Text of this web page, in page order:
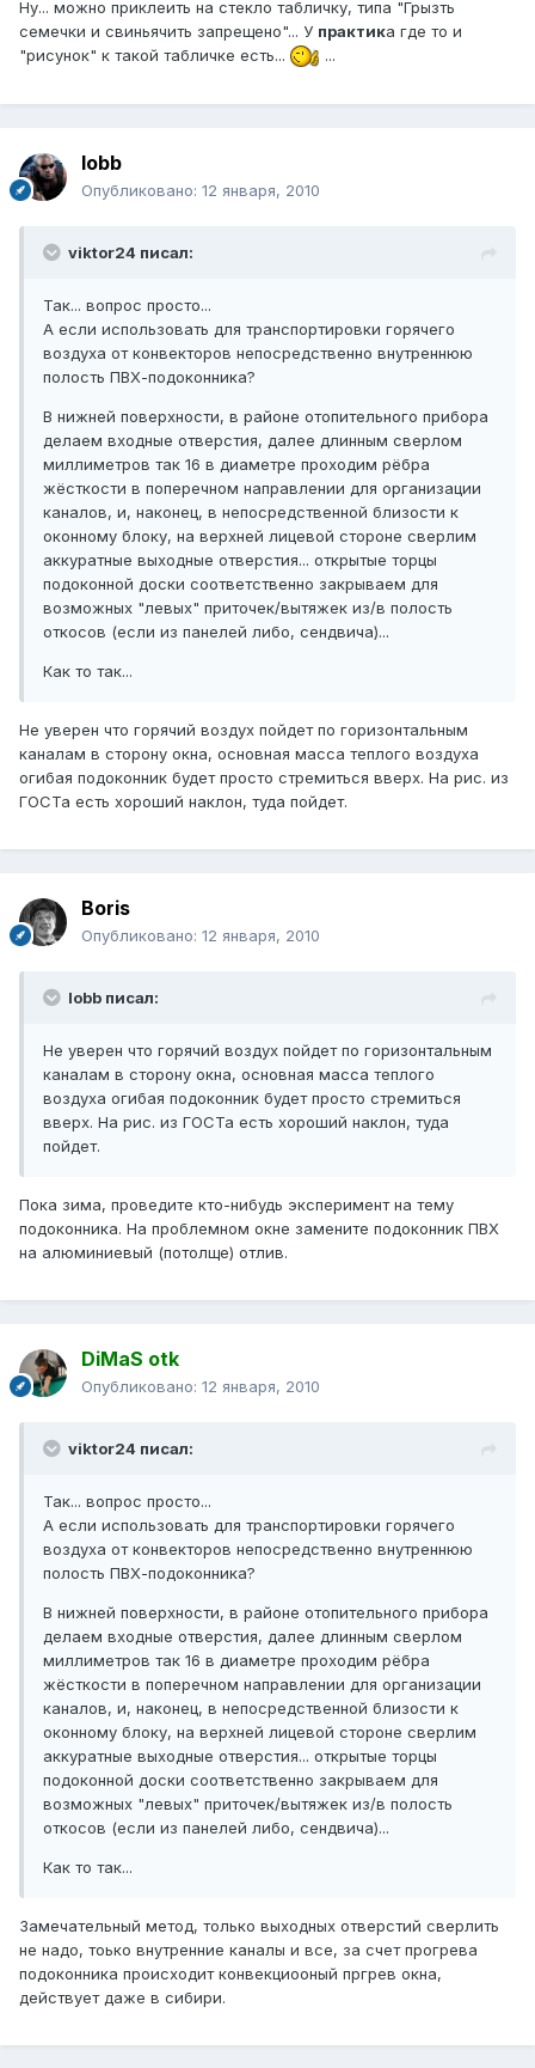
Ну... можно приклеить на стекло табличку, типа "Грызть
семечки и свиньячить запрещено"... У практика где то и
"рисунок" к такой табличке есть...
...
lobb
Опубликовано: 12 января, 2010
viktor24 писал:
Так... вопрос просто...
А если использовать для транспортировки горячего
воздуха от конвекторов непосредственно внутреннюю
полость ПВХ-подоконника?
В нижней поверхности, в районе отопительного прибора
делаем входные отверстия, далее длинным сверлом
миллиметров так 16 в диаметре проходим рёбра
жёсткости в поперечном направлении для организации
каналов, и, наконец, в непосредственной близости к
оконному блоку, на верхней лицевой стороне сверлим
аккуратные выходные отверстия... открытые торцы
подоконной доски соответственно закрываем для
возможных "левых" приточек/вытяжек из/в полость
откосов (если из панелей либо, сендвича)...
Как то так...
Не уверен что горячий воздух пойдет по горизонтальным
каналам в сторону окна, основная масса теплого воздуха
огибая подоконник будет просто стремиться вверх. На рис. из
ГОСТа есть хороший наклон, туда пойдет.
Boris
Опубликовано: 12 января, 2010
lobb писал:
Не уверен что горячий воздух пойдет по горизонтальным
каналам в сторону окна, основная масса теплого
воздуха огибая подоконник будет просто стремиться
вверх. На рис. из ГОСТа есть хороший наклон, туда
пойдет.
Пока зима, проведите кто-нибудь эксперимент на тему
подоконника. На проблемном окне замените подоконник ПВХ
на алюминиевый (потолще) отлив.
DiMaS otk
Опубликовано: 12 января, 2010
viktor24 писал:
Так... вопрос просто...
А если использовать для транспортировки горячего
воздуха от конвекторов непосредственно внутреннюю
полость ПВХ-подоконника?
В нижней поверхности, в районе отопительного прибора
делаем входные отверстия, далее длинным сверлом
миллиметров так 16 в диаметре проходим рёбра
жёсткости в поперечном направлении для организации
каналов, и, наконец, в непосредственной близости к
оконному блоку, на верхней лицевой стороне сверлим
аккуратные выходные отверстия... открытые торцы
подоконной доски соответственно закрываем для
возможных "левых" приточек/вытяжек из/в полость
откосов (если из панелей либо, сендвича)...
Как то так...
Замечательный метод, только выходных отверстий сверлить
не надо, тоько внутренние каналы и все, за счет прогрева
подоконника происходит конвекциооный пргрев окна,
действует даже в сибири.